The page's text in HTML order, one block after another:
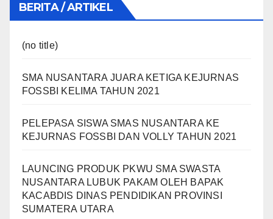
BERITA / ARTIKEL
(no title)
SMA NUSANTARA JUARA KETIGA KEJURNAS
FOSSBI KELIMA TAHUN 2021
PELEPASA SISWA SMAS NUSANTARA KE
KEJURNAS FOSSBI DAN VOLLY TAHUN 2021
LAUNCING PRODUK PKWU SMA SWASTA
NUSANTARA LUBUK PAKAM OLEH BAPAK
KACABDIS DINAS PENDIDIKAN PROVINSI
SUMATERA UTARA